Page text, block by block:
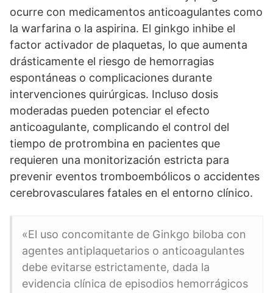
ocurre con medicamentos anticoagulantes como
la warfarina o la aspirina. El ginkgo inhibe el
factor activador de plaquetas, lo que aumenta
drásticamente el riesgo de hemorragias
espontáneas o complicaciones durante
intervenciones quirúrgicas. Incluso dosis
moderadas pueden potenciar el efecto
anticoagulante, complicando el control del
tiempo de protrombina en pacientes que
requieren una monitorización estricta para
prevenir eventos tromboembólicos o accidentes
cerebrovasculares fatales en el entorno clínico.
«El uso concomitante de Ginkgo biloba con
agentes antiplaquetarios o anticoagulantes
debe evitarse estrictamente, dada la
evidencia clínica de episodios hemorrágicos